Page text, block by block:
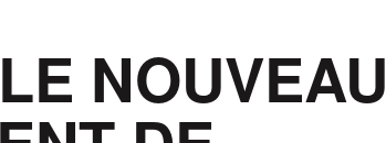
NOUVEAU